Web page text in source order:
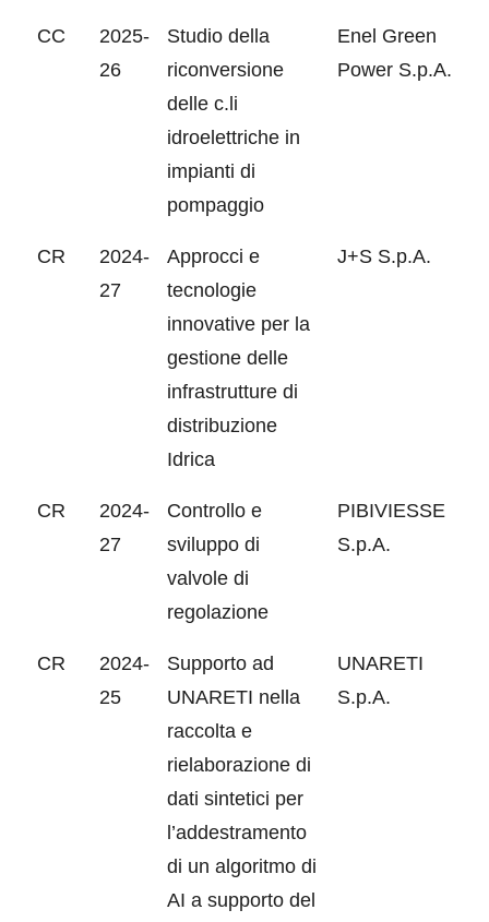
CC
2025-
26
Studio della
riconversione
delle c.li
idroelettriche in
impianti di
pompaggio
Enel Green
Power S.p.A.
CR
2024-
27
Approcci e
tecnologie
innovative per la
gestione delle
infrastrutture di
distribuzione
Idrica
J+S S.p.A.
CR
2024-
27
Controllo e
sviluppo di
valvole di
regolazione
PIBIVIESSE
S.p.A.
CR
2024-
25
Supporto ad
UNARETI nella
raccolta e
rielaborazione di
dati sintetici per
l’addestramento
di un algoritmo di
AI a supporto del
UNARETI
S.p.A.